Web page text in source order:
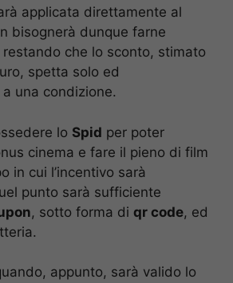
applicata direttamente al
bisognerà dunque farne
che lo sconto, stimato
spetta solo ed
una condizione.
lo Spid per poter
cinema e fare il pieno di film
in cui l’incentivo sarà
punto sarà sufficiente
, sotto forma di qr code, ed
appunto, sarà valido lo